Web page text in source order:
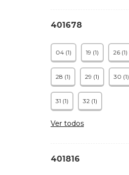
401678
04 (1) 19 (1) 26 (1)
28 (1) 29 (1) 30 (1)
31 (1) 32 (1)
Ver todos
401816